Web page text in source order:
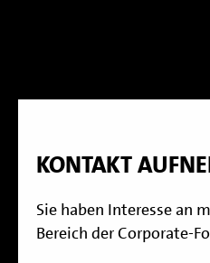
KONTAKT
Sie haben Interesse an
Bereich der Corporate-